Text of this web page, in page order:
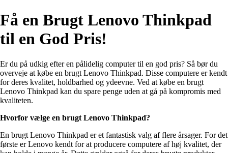
Få en Brugt Lenovo Thinkpad
til en God Pris!
Er du på udkig efter en pålidelig computer til en god pris? Så bør du
overveje at købe en brugt Lenovo Thinkpad. Disse computere er kendt
for deres kvalitet, holdbarhed og ydeevne. Ved at købe en brugt
Lenovo Thinkpad kan du spare penge uden at gå på kompromis med
kvaliteten.
Hvorfor vælge en brugt Lenovo Thinkpad?
En brugt Lenovo Thinkpad er et fantastisk valg af flere årsager. For det
første er Lenovo kendt for at producere computere af høj kvalitet, der